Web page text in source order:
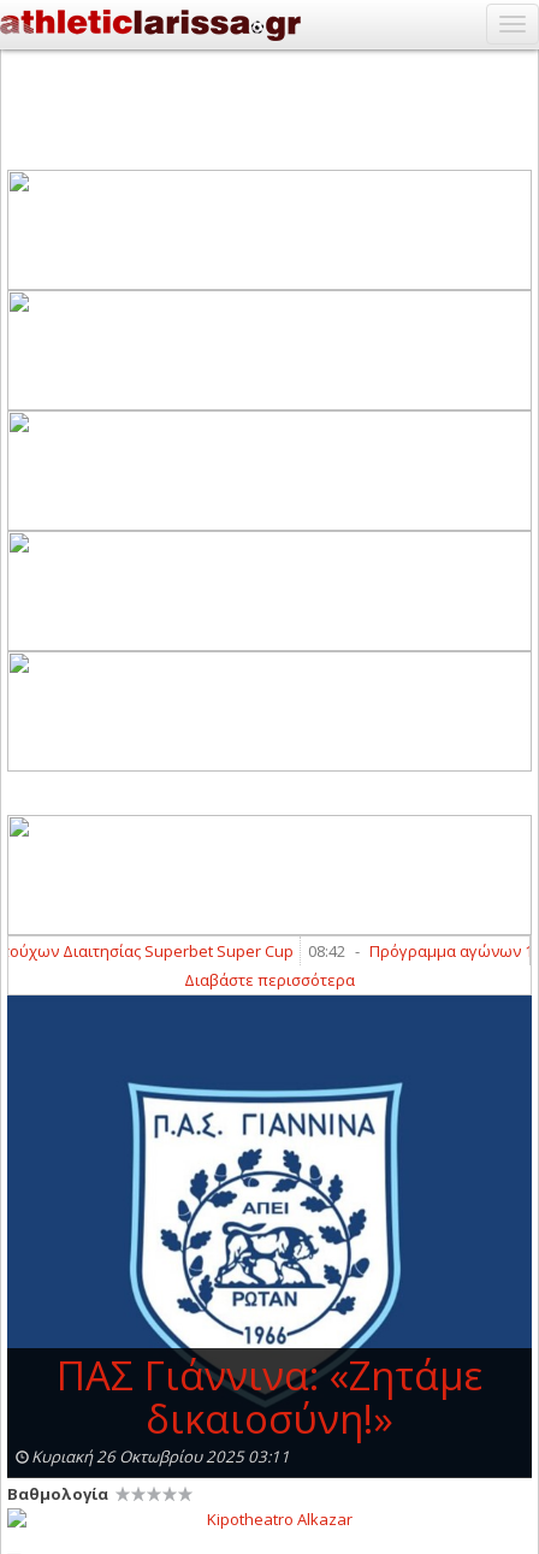
Διαιτησίας Superbet Super Cup 08:42 - Πρόγραμμα αγώνων 1ης
Διαβάστε περισσότερα
ΠΑΣ Γιάννινα: «Ζητάμε
δικαιοσύνη!»
Κυριακή 26 Οκτωβρίου 2025 03:11
Βαθμολογία